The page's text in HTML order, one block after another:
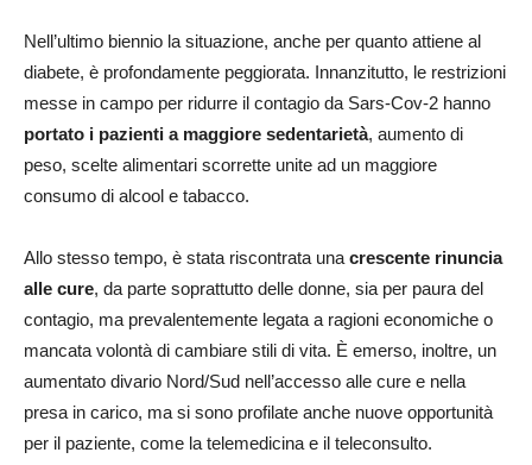
Nell’ultimo biennio la situazione, anche per quanto attiene al
diabete, è profondamente peggiorata. Innanzitutto, le restrizioni
messe in campo per ridurre il contagio da Sars-Cov-2 hanno
portato i pazienti a maggiore sedentarietà, aumento di
peso, scelte alimentari scorrette unite ad un maggiore
consumo di alcool e tabacco.
Allo stesso tempo, è stata riscontrata una crescente rinuncia
alle cure, da parte soprattutto delle donne, sia per paura del
contagio, ma prevalentemente legata a ragioni economiche o
mancata volontà di cambiare stili di vita. È emerso, inoltre, un
aumentato divario Nord/Sud nell’accesso alle cure e nella
presa in carico, ma si sono profilate anche nuove opportunità
per il paziente, come la telemedicina e il teleconsulto.